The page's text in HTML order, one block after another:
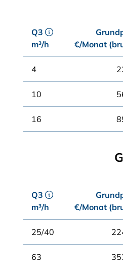
Q3
m³/h
€/Monat
4
10
16
Q3
m³/h
€/Monat
25/40
63